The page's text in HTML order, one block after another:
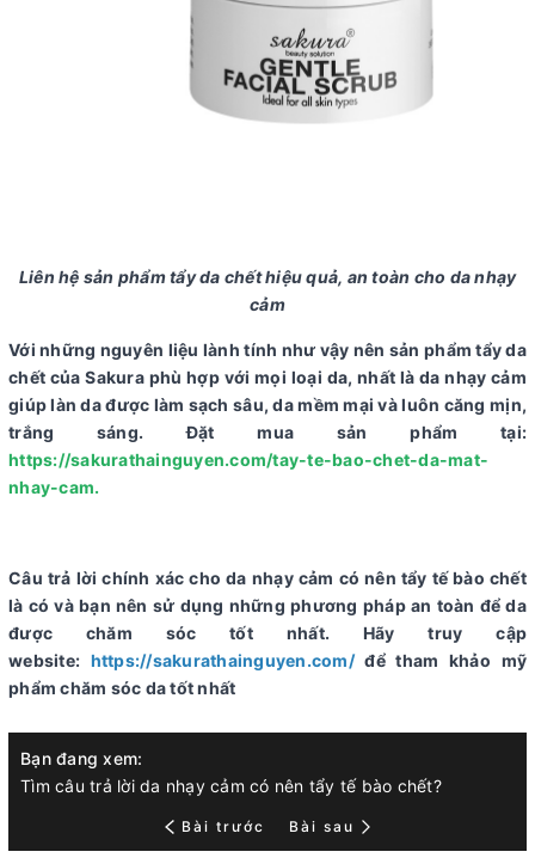
Liên hệ sản phẩm tẩy da chết hiệu quả, an toàn cho da nhạy
cảm
Với những nguyên liệu lành tính như vậy nên sản phẩm tẩy da
chết của Sakura phù hợp với mọi loại da, nhất là da nhạy cảm
giúp làn da được làm sạch sâu, da mềm mại và luôn căng mịn,
trắng sáng. Đặt mua sản phẩm tại:
https://sakurathainguyen.com/tay-te-bao-chet-da-mat-
nhay-cam.
Câu trả lời chính xác cho da nhạy cảm có nên tẩy tế bào chết
là có và bạn nên sử dụng những phương pháp an toàn để da
được chăm sóc tốt nhất. Hãy truy cập
website: https://sakurathainguyen.com/để tham khảo mỹ
phẩm chăm sóc da tốt nhất
Bạn đang xem:
Tìm câu trả lời da nhạy cảm có nên tẩy tế bào chết?
Bài trước Bài sau